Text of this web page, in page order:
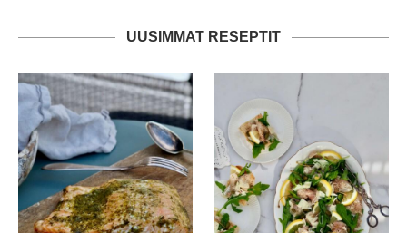
UUSIMMAT RESEPTIT